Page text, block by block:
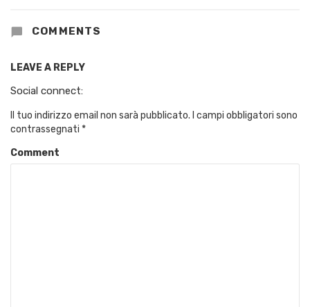
COMMENTS
LEAVE A REPLY
Social connect:
Il tuo indirizzo email non sarà pubblicato. I campi obbligatori sono
contrassegnati *
Comment